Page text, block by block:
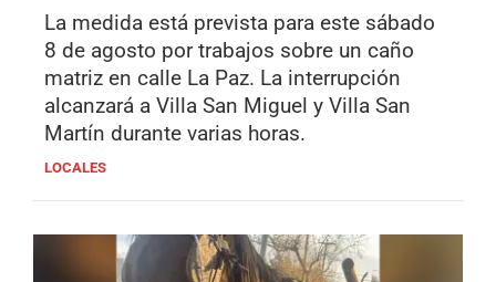
La medida está prevista para este sábado
8 de agosto por trabajos sobre un caño
matriz en calle La Paz. La interrupción
alcanzará a Villa San Miguel y Villa San
Martín durante varias horas.
LOCALES